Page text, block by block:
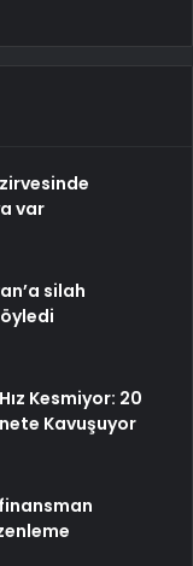
zirvesinde
var
silah
Kesmiyor: 20
Kavuşuyor